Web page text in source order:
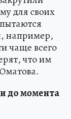
для своих
например,
чаще всего
что им
до момента